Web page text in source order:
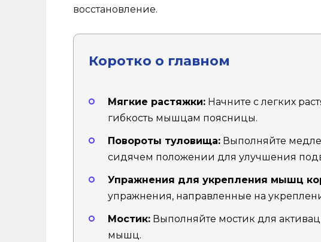
восстановление.
Коротко о главном
Мягкие растяжки: Начните с легких
гибкость мышцам поясницы.
Повороты туловища: Выполняйте
сидячем положении для улучшения
Упражнения для укрепления мышц
упражнения, направленные на
Мостик: Выполняйте мостик для
мышц.